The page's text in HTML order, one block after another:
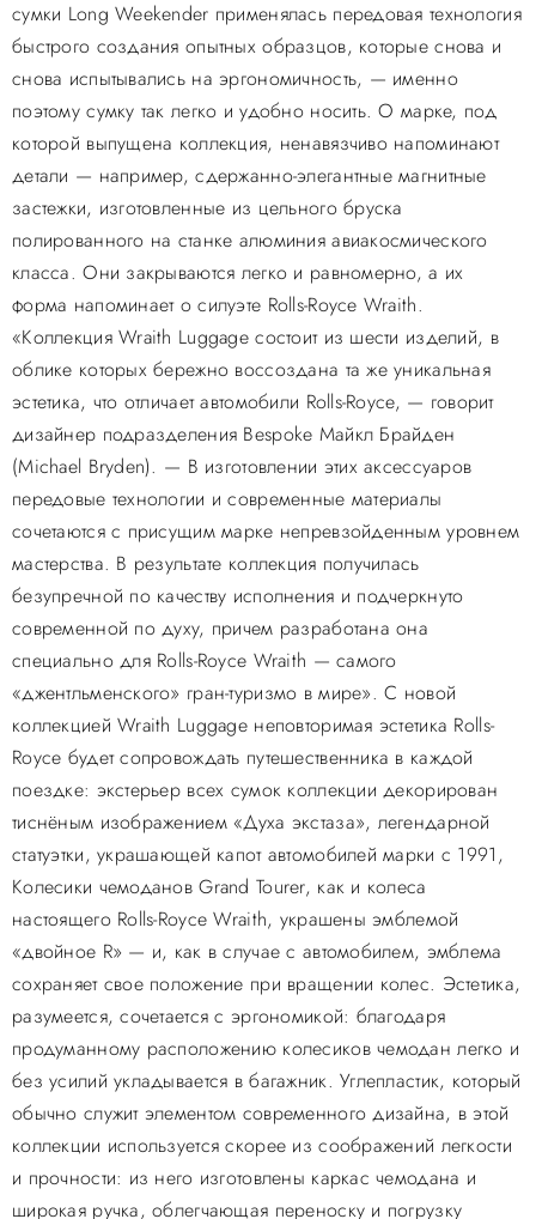
сумки Long Weekender применялась передовая технология
быстрого создания опытных образцов, которые снова и
снова испытывались на эргономичность, — именно
поэтому сумку так легко и удобно носить. О марке, под
которой выпущена коллекция, ненавязчиво напоминают
детали — например, сдержанно-элегантные магнитные
застежки, изготовленные из цельного бруска
полированного на станке алюминия авиакосмического
класса. Они закрываются легко и равномерно, а их
форма напоминает о силуэте Rolls-Royce Wraith.
«Коллекция Wraith Luggage состоит из шести изделий, в
облике которых бережно воссоздана та же уникальная
эстетика, что отличает автомобили Rolls-Royce, — говорит
дизайнер подразделения Bespoke Майкл Брайден
(Michael Bryden). — В изготовлении этих аксессуаров
передовые технологии и современные материалы
сочетаются с присущим марке непревзойденным уровнем
мастерства. В результате коллекция получилась
безупречной по качеству исполнения и подчеркнуто
современной по духу, причем разработана она
специально для Rolls-Royce Wraith — самого
«джентльменского» гран-туризмо в мире». С новой
коллекцией Wraith Luggage неповторимая эстетика Rolls-
Royce будет сопровождать путешественника в каждой
поездке: экстерьер всех сумок коллекции декорирован
тиснёным изображением «Духа экстаза», легендарной
статуэтки, украшающей капот автомобилей марки с 1991,
Колесики чемоданов Grand Tourer, как и колеса
настоящего Rolls-Royce Wraith, украшены эмблемой
«двойное R» — и, как в случае с автомобилем, эмблема
сохраняет свое положение при вращении колес. Эстетика,
разумеется, сочетается с эргономикой: благодаря
продуманному расположению колесиков чемодан легко и
без усилий укладывается в багажник. Углепластик, который
обычно служит элементом современного дизайна, в этой
коллекции используется скорее из соображений легкости
и прочности: из него изготовлены каркас чемодана и
широкая ручка, облегчающая переноску и погрузку